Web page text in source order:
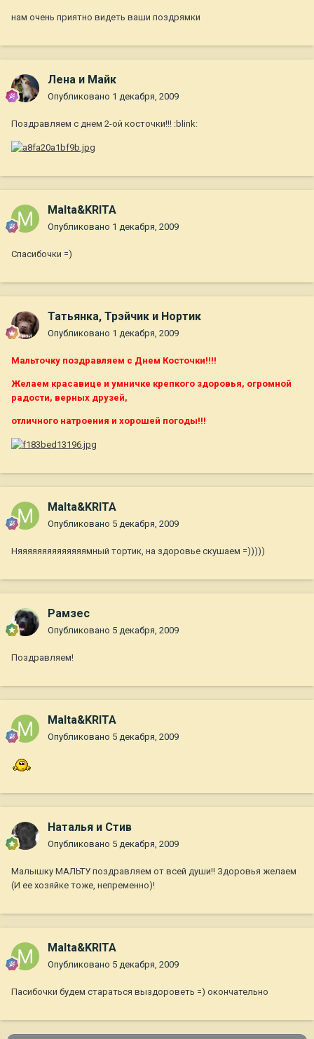
нам очень приятно видеть ваши поздрямки
Лена и Майк
Опубликовано 1 декабря, 2009
Поздравляем с днем 2-ой косточки!!! :blink:
Malta&KRITA
Опубликовано 1 декабря, 2009
Спасибочки =)
Татьянка, Трэйчик и Нортик
Опубликовано 1 декабря, 2009
Мальточку поздравляем с Днем Косточки!!!!
Желаем красавице и умничке крепкого здоровья, огромной
радости, верных друзей,
отличного натроения и хорошей погоды!!!
Malta&KRITA
Опубликовано 5 декабря, 2009
Няяяяяяяяяяяяяямный тортик, на здоровье скушаем =)))))
Рамзес
Опубликовано 5 декабря, 2009
Поздравляем!
Malta&KRITA
Опубликовано 5 декабря, 2009
Наталья и Стив
Опубликовано 5 декабря, 2009
Малышку МАЛЬТУ поздравляем от всей души!! Здоровья желаем
(И ее хозяйке тоже, непременно)!
Malta&KRITA
Опубликовано 5 декабря, 2009
Пасибочки будем стараться выздороветь =) окончательно